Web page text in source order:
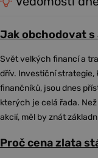
Jak obchodovat s
Svět velkých financí a
dřív. Investiční strategie,
finančníků, jsou dnes
kterých je celá řada.
akcií, měl by znát
Proč cena zlata